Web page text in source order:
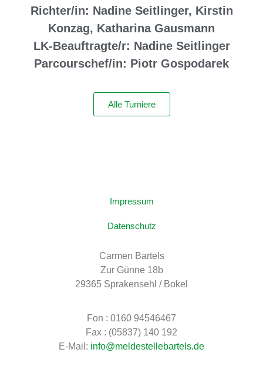
Richter/in: Nadine Seitlinger, Kirstin
Konzag, Katharina Gausmann
LK-Beauftragte/r: Nadine Seitlinger
Parcourschef/in: Piotr Gospodarek
Alle Turniere
Impressum
Datenschutz
Carmen Bartels
Zur Günne 18b
29365 Sprakensehl / Bokel
Fon : 0160 94546467
Fax : (05837) 140 192
E-Mail: info@meldestellebartels.de